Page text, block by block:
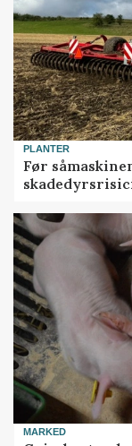
PLANTER
Før
MARKED